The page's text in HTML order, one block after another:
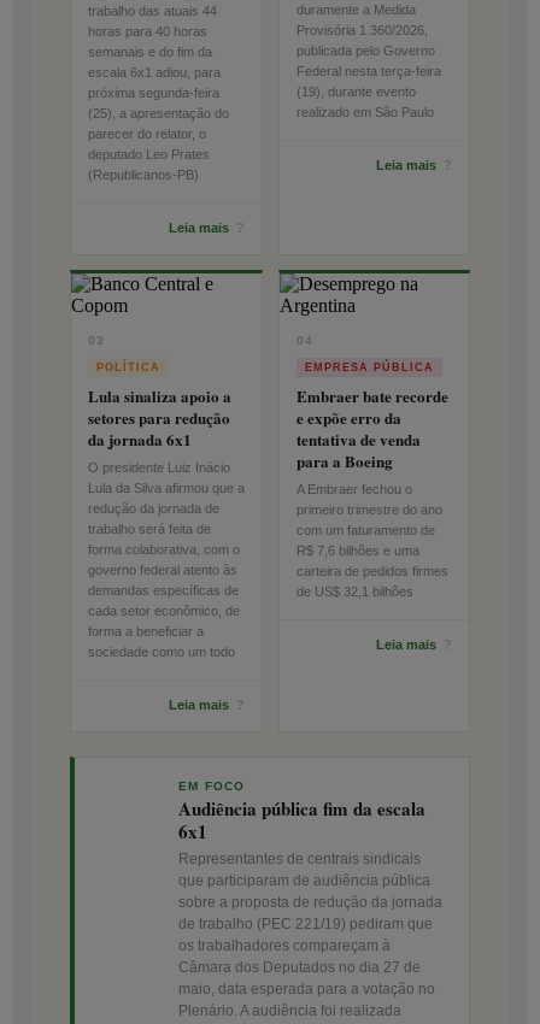
trabalho das atuais 44
horas para 40 horas
semanais e do fim da
escala 6x1 adiou, para
próxima segunda-feira
(25), a apresentação do
parecer do relator, o
deputado Leo Prates
(Republicanos-PB)
Leia mais ?
duramente a Medida
Provisória 1.360/2026,
publicada pelo Governo
Federal nesta terça-feira
(19), durante evento
realizado em São Paulo
Leia mais ?
03
POLÍTICA
Lula sinaliza apoio a
setores para redução
da jornada 6x1
O presidente Luiz Inácio
Lula da Silva afirmou que a
redução da jornada de
trabalho será feita de
forma colaborativa, com o
governo federal atento às
demandas específicas de
cada setor econômico, de
forma a beneficiar a
sociedade como um todo
Leia mais ?
04
EMPRESA PÚBLICA
Embraer bate recorde
e expõe erro da
tentativa de venda
para a Boeing
A Embraer fechou o
primeiro trimestre do ano
com um faturamento de
R$ 7,6 bilhões e uma
carteira de pedidos firmes
de US$ 32,1 bilhões
Leia mais ?
EM FOCO
Audiência pública fim da escala
6x1
Representantes de centrais sindicais
que participaram de audiência pública
sobre a proposta de redução da jornada
de trabalho (PEC 221/19) pediram que
os trabalhadores compareçam à
Câmara dos Deputados no dia 27 de
maio, data esperada para a votação no
Plenário. A audiência foi realizada